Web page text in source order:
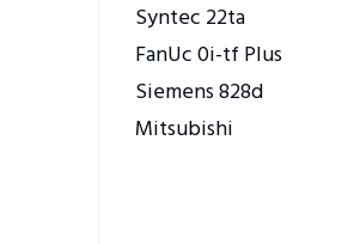
Syntec 22ta
FanUc 0i-tf Plus
Siemens 828d
Mitsubishi